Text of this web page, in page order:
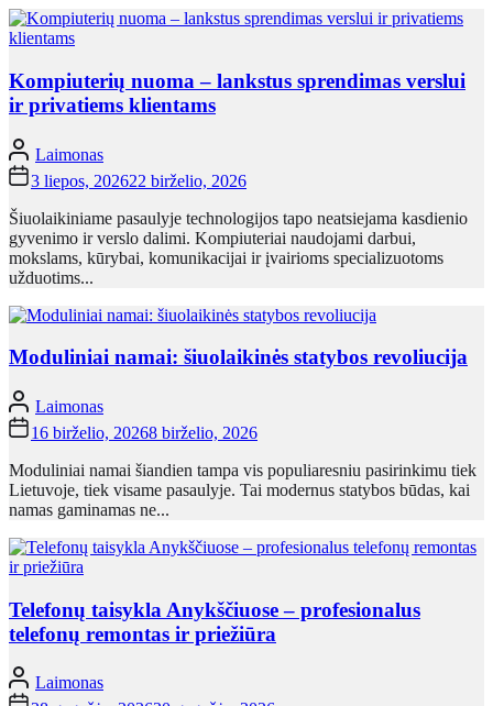
Kompiuterių nuoma – lankstus sprendimas verslui
ir privatiems klientams
Laimonas
3 liepos, 202622 birželio, 2026
Šiuolaikiniame pasaulyje technologijos tapo neatsiejama kasdienio
gyvenimo ir verslo dalimi. Kompiuteriai naudojami darbui,
mokslams, kūrybai, komunikacijai ir įvairioms specializuotoms
užduotims...
Moduliniai namai: šiuolaikinės statybos revoliucija
Laimonas
16 birželio, 20268 birželio, 2026
Moduliniai namai šiandien tampa vis populiaresniu pasirinkimu tiek
Lietuvoje, tiek visame pasaulyje. Tai modernus statybos būdas, kai
namas gaminamas ne...
Telefonų taisykla Anykščiuose – profesionalus
telefonų remontas ir priežiūra
Laimonas